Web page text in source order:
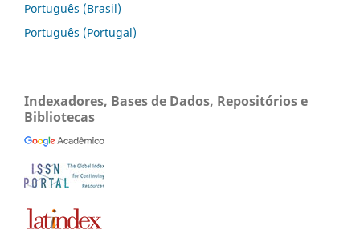
Português (Brasil)
Português (Portugal)
Indexadores, Bases de Dados, Repositórios e
Bibliotecas